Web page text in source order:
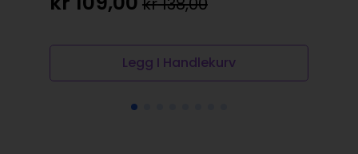
Opprinnelig
pris
kr 138,00.
Nåværende
pris
kr 109,00.
Legg I Handlekurv